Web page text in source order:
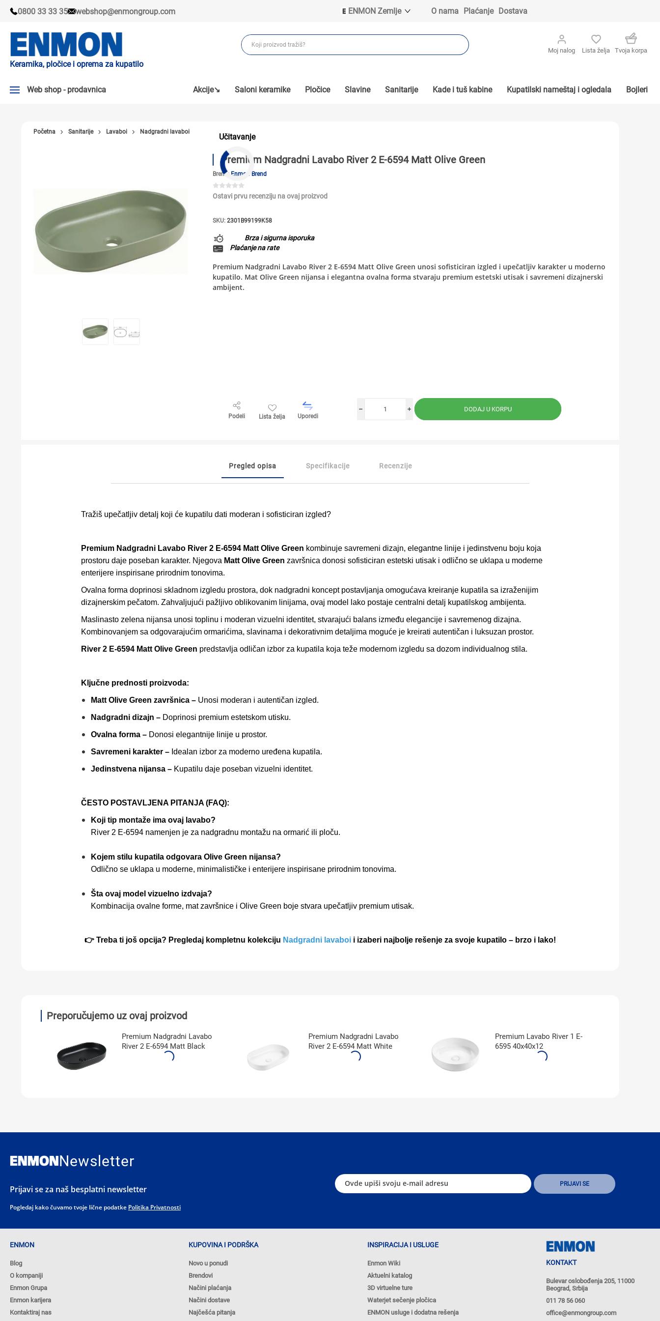
0800 33 33 35 webshop@enmongroup.com
ENMON Zemlje
ENMON BIH
ENMON MKD
O nama Plaćanje Dostava
Keramika, pločice i oprema za kupatilo
Moj nalog Lista želja Tvoja korpa
Web shop - prodavnica
PLOČICE
TUŠEVI
PODNE I ZIDNE OBLOGE
ALATI ZA KERAMIKU
Akcije↘ Saloni keramike Pločice Slavine Sanitarije Kade i tuš kabine Kupatilski nameštaj i ogledala Bojleri
Učitavanje
Početna Sanitarije Lavaboi Nadgradni lavaboi
Premium Nadgradni Lavabo River 2 E-6594 Matt Olive Green
Brend: Enmon Brend
Ostavi prvu recenziju na ovaj proizvod
SKU: 2301B99199K58
Brza i sigurna isporuka
Plaćanje na rate
Premium Nadgradni Lavabo River 2 E-6594 Matt Olive Green unosi sofisticiran izgled i upečatljiv karakter u moderno
kupatilo. Mat Olive Green nijansa i elegantna ovalna forma stvaraju premium estetski utisak i savremeni dizajnerski
ambijent.
Podeli Lista želja Uporedi
i
h
Pregled opisa Specifikacije Recenzije
Tražiš upečatljiv detalj koji će kupatilu dati moderan i sofisticiran izgled?
Premium Nadgradni Lavabo River 2 E-6594 Matt Olive Green kombinuje savremeni dizajn, elegantne linije i jedinstvenu boju koja
prostoru daje poseban karakter. Njegova Matt Olive Green završnica donosi sofisticiran estetski utisak i odlično se uklapa u moderne
enterijere inspirisane prirodnim tonovima.
Ovalna forma doprinosi skladnom izgledu prostora, dok nadgradni koncept postavljanja omogućava kreiranje kupatila sa izraženijim
dizajnerskim pečatom. Zahvaljujući pažljivo oblikovanim linijama, ovaj model lako postaje centralni detalj kupatilskog ambijenta.
Maslinasto zelena nijansa unosi toplinu i moderan vizuelni identitet, stvarajući balans između elegancije i savremenog dizajna.
Kombinovanjem sa odgovarajućim ormarićima, slavinama i dekorativnim detaljima moguće je kreirati autentičan i luksuzan prostor.
River 2 E-6594 Matt Olive Green predstavlja odličan izbor za kupatila koja teže modernom izgledu sa dozom individualnog stila.
Ključne prednosti proizvoda:
Matt Olive Green završnica –Unosi moderan i autentičan izgled.
Nadgradni dizajn –Doprinosi premium estetskom utisku.
Ovalna forma –Donosi elegantnije linije u prostor.
Savremeni karakter –Idealan izbor za moderno uređena kupatila.
Jedinstvena nijansa –Kupatilu daje poseban vizuelni identitet.
ČESTO POSTAVLJENA PITANJA (FAQ):
Koji tip montaže ima ovaj lavabo?
River 2 E-6594 namenjen je za nadgradnu montažu na ormarić ili ploču.
Kojem stilu kupatila odgovara Olive Green nijansa?
Odlično se uklapa u moderne, minimalističke i enterijere inspirisane prirodnim tonovima.
Šta ovaj model vizuelno izdvaja?
Kombinacija ovalne forme, mat završnice i Olive Green boje stvara upečatljiv premium utisak.
👉 Treba ti još opcija? Pregledaj kompletnu kolekciju Nadgradni lavaboi i izaberi najbolje rešenje za svoje kupatilo – brzo i lako!
Preporučujemo uz ovaj proizvod
Premium Nadgradni Lavabo
River 2 E-6594 Matt Black
Premium Nadgradni Lavabo
River 2 E-6594 Matt White
Premium Lavabo River 1 E-
6595 40x40x12
Newsletter
Prijavi se za naš besplatni newsletter
Pogledaj kako čuvamo tvoje lične podatke Politika Privatnosti
ENMON
Blog
O kompaniji
Enmon Grupa
Enmon karijera
Kontaktiraj nas
KUPOVINA I PODRŠKA
Novo u ponudi
Brendovi
Načini plaćanja
Načini dostave
Najčešća pitanja
INSPIRACIJA I USLUGE
Enmon Wiki
Aktuelni katalog
3D virtuelne ture
Waterjet sečenje pločica
ENMON usluge i dodatna rešenja
KONTAKT
Bulevar oslobođenja 205, 11000
Beograd, Srbija
011 78 56 060
office@enmongroup.com